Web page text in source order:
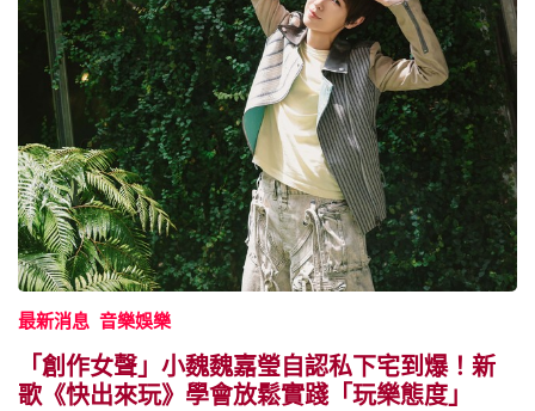
最新消息 音樂娛樂
「創作女聲」小魏魏嘉瑩自認私下宅到爆！新
歌《快出來玩》學會放鬆實踐「玩樂態度」